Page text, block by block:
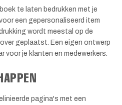
te laten bedrukken met je
een gepersonaliseerd item
wordt meestal op de
geplaatst. Een eigen ontwerp
voor je klanten en medewerkers.
pagina's met een